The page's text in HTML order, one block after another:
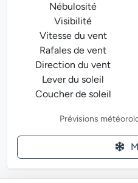
Nébulosité
Visibilité
Vitesse du vent
Rafales de vent
Direction du vent
Lever du soleil
Coucher de soleil
Prévisions